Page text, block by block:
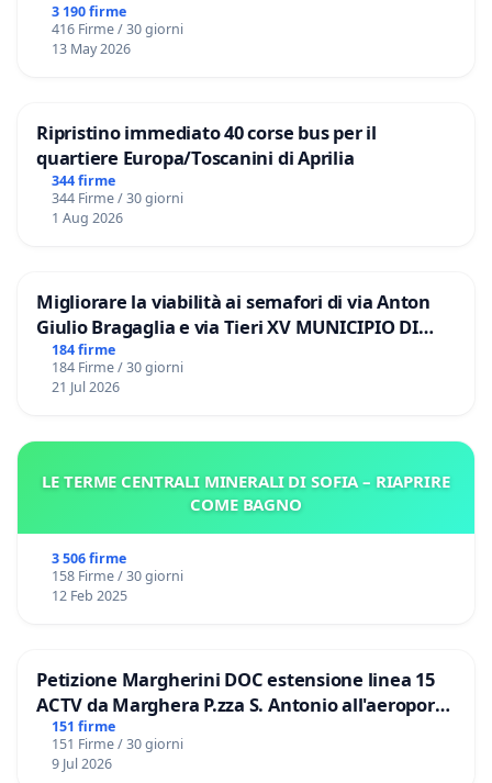
3 190 firme
416 Firme / 30 giorni
13 May 2026
Ripristino immediato 40 corse bus per il
quartiere Europa/Toscanini di Aprilia
344 firme
344 Firme / 30 giorni
1 Aug 2026
Migliorare la viabilità ai semafori di via Anton
Giulio Bragaglia e via Tieri XV MUNICIPIO DI
ROMA
184 firme
184 Firme / 30 giorni
21 Jul 2026
LE TERME CENTRALI MINERALI DI SOFIA – RIAPRIRE
COME BAGNO
3 506 firme
158 Firme / 30 giorni
12 Feb 2025
Petizione Margherini DOC estensione linea 15
ACTV da Marghera P.zza S. Antonio all'aeroporto
Marco Polo tariffa a € 1,50
151 firme
151 Firme / 30 giorni
9 Jul 2026